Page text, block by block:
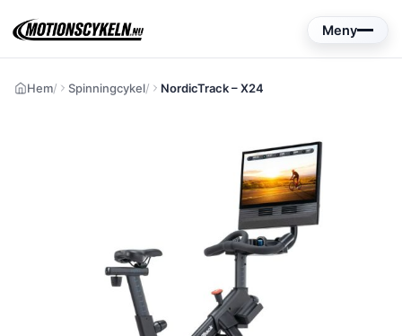
Meny
Hem Spinningcykel NordicTrack – X24